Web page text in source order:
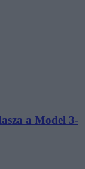
a Model 3-